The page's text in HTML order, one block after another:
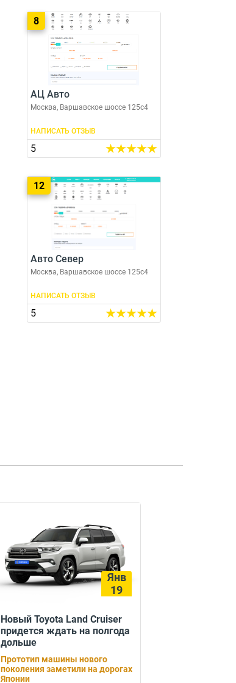
8
АЦ Авто
Москва, Варшавское шоссе 125с4
НАПИСАТЬ ОТЗЫВ
5
12
Авто Север
Москва, Варшавское шоссе 125с4
НАПИСАТЬ ОТЗЫВ
5
Янв
19
Новый Toyota Land Cruiser
придется ждать на полгода
дольше
Прототип машины нового
поколения заметили на дорогах
Японии